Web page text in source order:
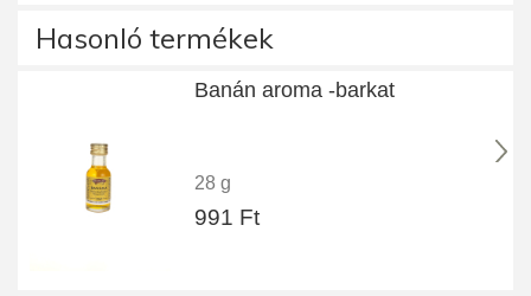
Hasonló termékek
Banán aroma -barkat
28 g
991 Ft